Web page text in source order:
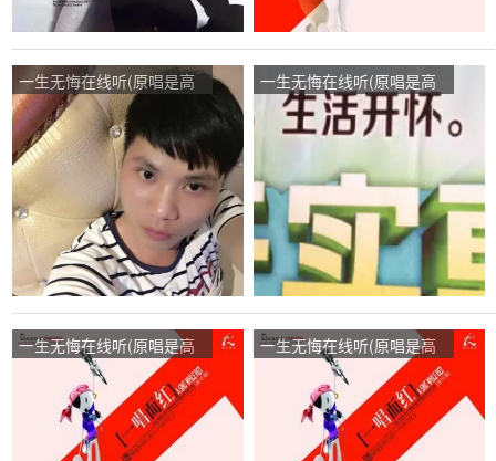
一生无悔在线听(原唱是高
安/杭娇)，黑马演唱点播:41
次
一生无悔在线听(原唱是高
安/杭娇)，健康是幸福演唱
点播:73次
一生无悔在线听(原唱是高
安/杭娇)，相遇演唱点
播:130次
一生无悔在线听(原唱是高
安/杭娇)，心儿演唱点
播:57次